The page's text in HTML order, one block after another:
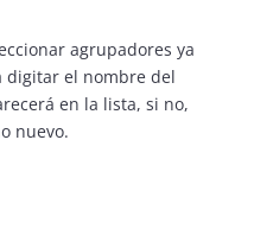
agrupadores ya
digitar el nombre del
en la lista, si no,
nuevo.